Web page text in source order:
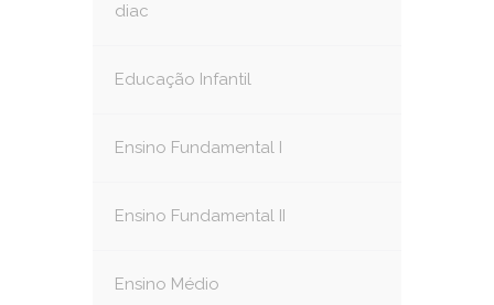
diac
Educação Infantil
Ensino Fundamental I
Ensino Fundamental II
Ensino Médio